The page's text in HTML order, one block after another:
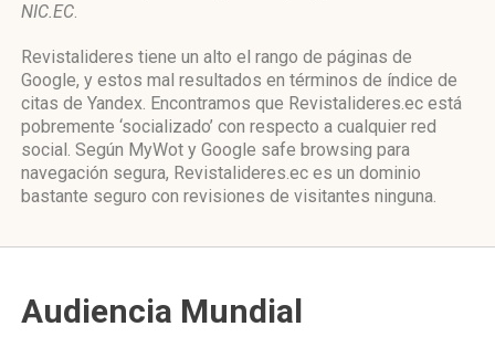
NIC.EC.
Revistalideres tiene un alto el rango de páginas de
Google, y estos mal resultados en términos de índice de
citas de Yandex. Encontramos que Revistalideres.ec está
pobremente ‘socializado’ con respecto a cualquier red
social. Según MyWot y Google safe browsing para
navegación segura, Revistalideres.ec es un dominio
bastante seguro con revisiones de visitantes ninguna.
Audiencia Mundial